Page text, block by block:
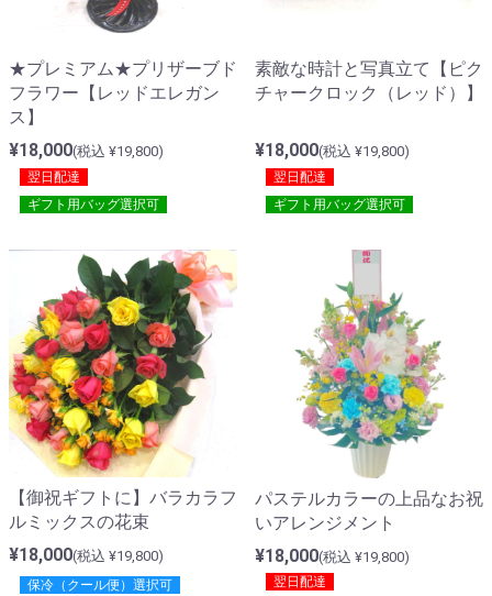
★プレミアム★プリザーブド
フラワー【レッドエレガン
ス】
¥18,000(税込 ¥19,800)
翌日配達
ギフト用バッグ選択可
素敵な時計と写真立て【ピク
チャークロック（レッド）】
¥18,000(税込 ¥19,800)
翌日配達
ギフト用バッグ選択可
【御祝ギフトに】バラカラフ
ルミックスの花束
¥18,000(税込 ¥19,800)
保冷（クール便）選択可
パステルカラーの上品なお祝
いアレンジメント
¥18,000(税込 ¥19,800)
翌日配達